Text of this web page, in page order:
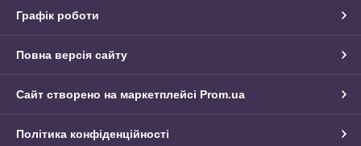
Графік роботи
Повна версія сайту
Сайт створено на маркетплейсі Prom.ua
Політика конфіденційності